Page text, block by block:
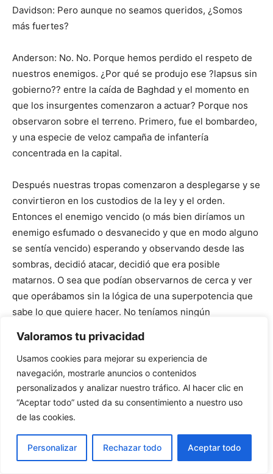
Valoramos tu privacidad
Usamos cookies para mejorar su experiencia de
navegación, mostrarle anuncios o contenidos
personalizados y analizar nuestro tráfico. Al hacer clic en
“Aceptar todo” usted da su consentimiento a nuestro uso
de las cookies.
Personalizar Rechazar todo Aceptar todo
Davidson: Pero aunque no seamos queridos, ¿Somos
más fuertes?
Anderson: No. No. Porque hemos perdido el respeto de
nuestros enemigos. ¿Por qué se produjo ese ?lapsus sin
gobierno?? entre la caída de Baghdad y el momento en
que los insurgentes comenzaron a actuar? Porque nos
observaron sobre el terreno. Primero, fue el bombardeo,
y una especie de veloz campaña de infantería
concentrada en la capital.
Después nuestras tropas comenzaron a desplegarse y se
convirtieron en los custodios de la ley y el orden.
Entonces el enemigo vencido (o más bien diríamos un
enemigo esfumado o desvanecido y que en modo alguno
se sentía vencido) esperando y observando desde las
sombras, decidió atacar, decidió que era posible
matarnos. O sea que podían observarnos de cerca y ver
que operábamos sin la lógica de una superpotencia que
sabe lo que quiere hacer. No teníamos ningún
discusión abierta sobre lo que queríamos. ?ramos
atacables. Por lo tanto nuestros enemigos perdieron todo
el respeto por nuestros billones de dólares de
chatarreria. Y ahora tenemos allí una de las peores
insurgencias del mundo.
Hace un año, todavía teníamos la ilusión, ingenua ilusión,
de que Afganistán estaba resuelto, que los Taliban